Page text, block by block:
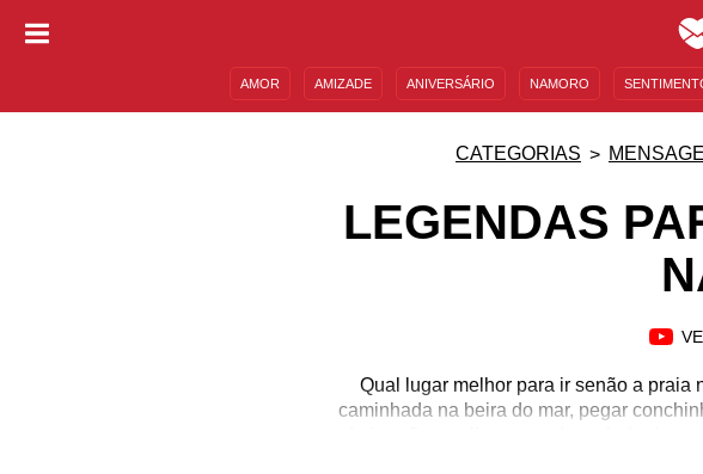
AMOR AMIZADE ANIVERSÁRIO NAMORO
CATEGORIAS
LEGENDAS
Qual lugar melhor para ir senão a praia
caminhada na beira do mar, pegar
tudo isso fica melhor estando ao lado do